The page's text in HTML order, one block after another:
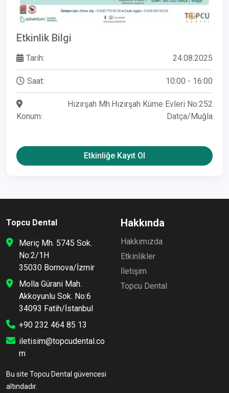
Etkinlik Bilgi
Tarih: 24.08.2025
Saat: 10:00 - 16:00
Konum:
Hızırşah Mh.Hızırşah Küme Evleri No:252
Datça/Muğla
Etkinliğe Kayıt Ol
Topcu Dental
Meriç Mh. 5745 Sok.
No:2/1H
35030 Bornova/İzmir
Molla Gürani Mah.
Akkoyunlu Sok. No:6
34093 Fatih/İstanbul
+90 232 464 85 13
iletisim@topcudental.co
m
Bu site Topcu Dental güvencesi
altındadır.
Hakkında
Hakkımızda
Etkinlikler
İletişim
Topcu Dental